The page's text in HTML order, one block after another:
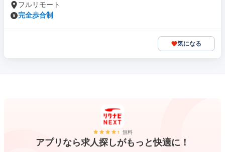
フルリモート
完全歩合制
気になる
無料
アプリなら求人探しがもっと快適に！